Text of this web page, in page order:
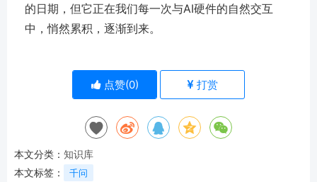
的日期，但它正在我们每一次与AI硬件的自然交互
中，悄然累积，逐渐到来。
点赞(0) 打赏
本文分类： 知识库
本文标签：
千问